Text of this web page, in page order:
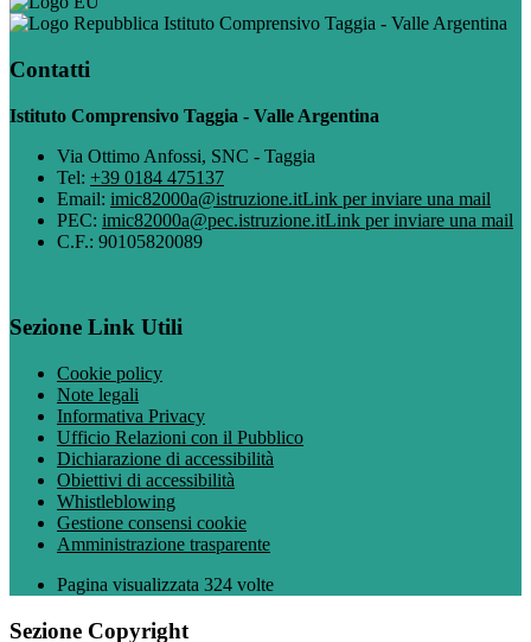
Istituto Comprensivo Taggia - Valle Argentina
Contatti
Istituto Comprensivo Taggia - Valle Argentina
Via Ottimo Anfossi, SNC - Taggia
Tel: +39 0184 475137
Email: imic82000a@istruzione.itLink per inviare una mail
PEC: imic82000a@pec.istruzione.itLink per inviare una mail
C.F.: 90105820089
Sezione Link Utili
Cookie policy
Note legali
Informativa Privacy
Ufficio Relazioni con il Pubblico
Dichiarazione di accessibilità
Obiettivi di accessibilità
Whistleblowing
Gestione consensi cookie
Amministrazione trasparente
Pagina visualizzata 324 volte
Sezione Copyright